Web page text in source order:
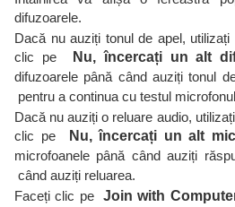
difuzoarele.
Dacă nu auziți tonul de apel,
clic pe
Nu, încercați un alt
difuzoarele până când auziți tonul
pentru a continua cu testul
Dacă nu auziți o reluare audio,
clic pe
Nu, încercați un alt
microfoanele până când auziți
când auziți reluarea.
Faceți clic pe Join with